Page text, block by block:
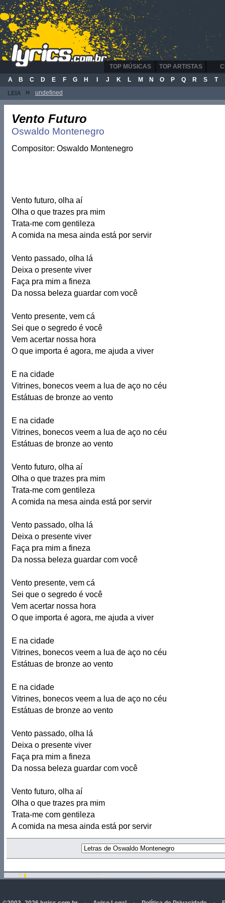
TOP ARTISTAS
TOP MÚSICAS
A
B C D E F G H J K L M N O P Q R S T
LEIA
» undefined
Vento Futuro
Oswaldo Montenegro
Compositor: Oswaldo Montenegro
Vento futuro, olha aí
Olha o que trazes pra mim
Trata-me com gentileza
A comida na mesa ainda está por servir
Vento passado, olha lá
Deixa o presente viver
Faça pra mim a fineza
Da nossa beleza guardar com você
Vento presente, vem cá
Sei que o segredo é você
Vem acertar nossa hora
O que importa é agora, me ajuda a viver
E na cidade
Vitrines, bonecos veem a lua de aço no céu
Estátuas de bronze ao vento
E na cidade
Vitrines, bonecos veem a lua de aço no céu
Estátuas de bronze ao vento
Vento futuro, olha aí
Olha o que trazes pra mim
Trata-me com gentileza
A comida na mesa ainda está por servir
Vento passado, olha lá
Deixa o presente viver
Faça pra mim a fineza
Da nossa beleza guardar com você
Vento presente, vem cá
Sei que o segredo é você
Vem acertar nossa hora
O que importa é agora, me ajuda a viver
E na cidade
Vitrines, bonecos veem a lua de aço no céu
Estátuas de bronze ao vento
E na cidade
Vitrines, bonecos veem a lua de aço no céu
Estátuas de bronze ao vento
Vento passado, olha lá
Deixa o presente viver
Faça pra mim a fineza
Da nossa beleza guardar com você
Vento futuro, olha aí
Olha o que trazes pra mim
Trata-me com gentileza
A comida na mesa ainda está por servir